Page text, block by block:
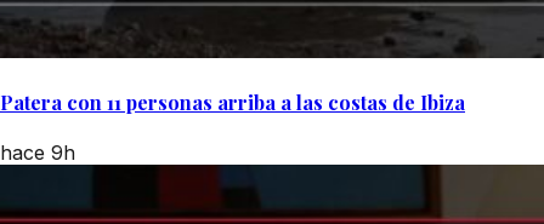
Patera con 11 personas arriba a las costas de Ibiza
hace 9h